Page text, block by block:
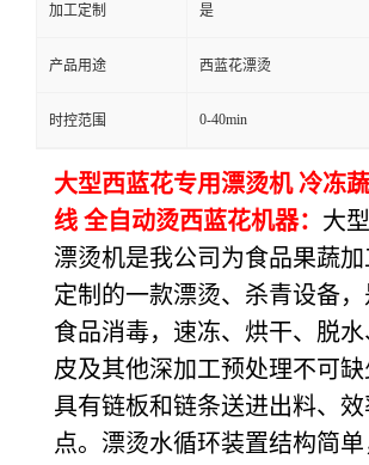
加工定制 是
产品用途 西蓝花漂烫
时控范围 0-40min
大型西蓝花专用漂烫机 冷冻
线 全自动烫西蓝花机器： 大
漂烫机是我公司为食品果蔬
定制的一款漂烫、杀青设备
食品消毒，速冻、烘干、脱
皮及其他深加工预处理不可缺
具有链板和链条送进出料、
点。漂烫水循环装置结构简